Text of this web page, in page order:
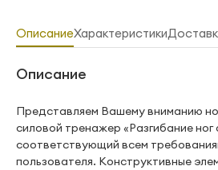
ОписаниеХарактеристики
Описание
Представляем Вашему вниманию
силовой тренажер «Разгибание
соответствующий всем
пользователя. Конструктивные